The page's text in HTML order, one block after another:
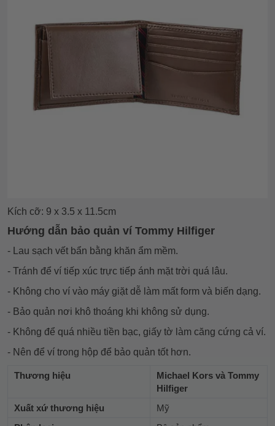
Kích cỡ: 9 x 3.5 x 11.5cm
Hướng dẫn bảo quản ví Tommy Hilfiger
- Lau sạch vết bẩn bằng khăn ẩm mềm.
- Tránh để ví tiếp xúc trực tiếp ánh mặt trời quá lâu.
- Không cho ví vào máy giặt dễ làm mất form và biến dạng.
- Bảo quản nơi khô thoáng khi không sử dụng.
- Không để quá nhiều tiền bạc, giấy tờ làm căng cứng cả ví.
- Nên để ví trong hộp để bảo quản tốt hơn.
Thương hiệu
Michael Kors và Tommy
Hilfiger
Xuất xứ thương hiệu
Mỹ